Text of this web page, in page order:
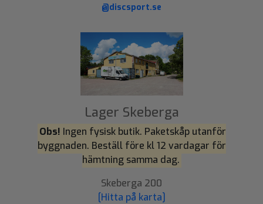
@discsport.se
Lager Skeberga
Obs! Ingen fysisk butik. Paketskåp utanför
byggnaden. Beställ före kl 12 vardagar för
hämtning samma dag.
Skeberga 200
[Hitta på karta]